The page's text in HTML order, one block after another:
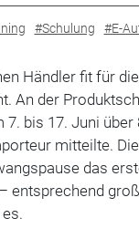
#Schulung #E-
Händler fit für
An der
bis 17. Juni
mitteilte.
das
entsprechend